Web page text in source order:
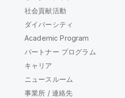
社会貢献活動
ダイバーシティ
Academic Program
パートナー プログラム
キャリア
ニュースルーム
事業所 / 連絡先